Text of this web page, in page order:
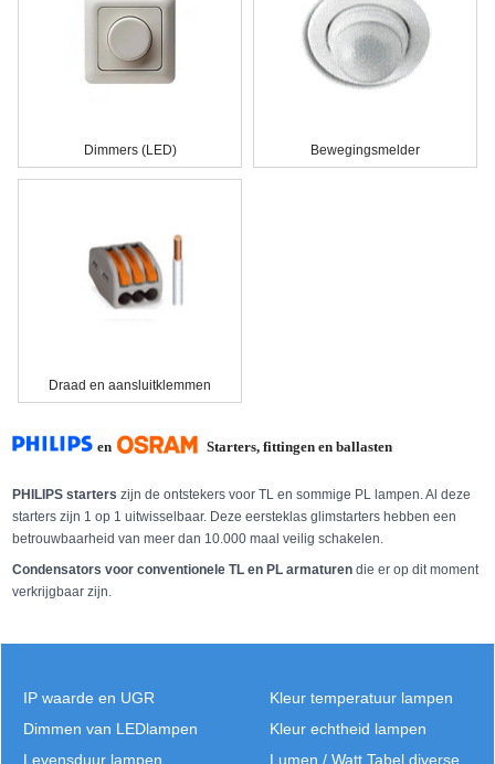
Dimmers (LED) Bewegingsmelder
Draad en aansluitklemmen
en Starters, fittingen en ballasten
PHILIPS starters zijn de ontstekers voor TL en sommige PL lampen. Al deze
starters zijn 1 op 1 uitwisselbaar. Deze eersteklas glimstarters hebben een
betrouwbaarheid van meer dan 10.000 maal veilig schakelen.
Condensators voor conventionele TL en PL armaturen die er op dit moment
verkrijgbaar zijn.
Kleur temperatuur lampen
Kleur echtheid lampen
Lumen / Watt Tabel diverse
IP waarde en UGR
Dimmen van LEDlampen
Levensduur lampen